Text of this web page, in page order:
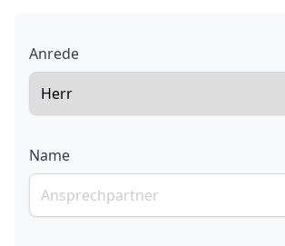
Anrede
Name